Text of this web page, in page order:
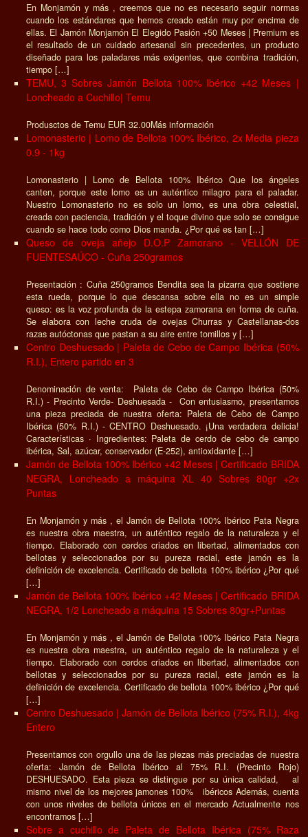
En Monjamón y más , creemos que no es necesario seguir normas
cuando los estándares que hemos creado están muy por encima de
ellas. El Jamón Monjamón El Elegido Pasión +50 Meses | Premium es
el resultado de un cuidado artesanal sin precedentes, un producto
diseñado para los paladares más exigentes, que combina tradición,
tiempo […]
TEMU, 3 Sobres Jamón Bellota 100% Ibérico +42 Meses |
Loncheado a Cuchillo| Temu
Produsctos de Temu EUR 32.00Más información
Lomonasterio | Lomo de Bellota 100% Ibérico, 2x Media pieza
0.9 - 1kg
Lomonasterio | Lomo de Bellota 100% Ibérico Que los ángeles
canten, porque este lomo es un auténtico milagro para el paladar.
Nuestro Lomonasterio no es solo un lomo, es una obra celestial,
creada con paciencia, tradición y el toque divino que solo se consigue
cuando se hace todo como Dios manda. ¿Por qué es tan […]
Queso de oveja añejo D.O.P Zamorano - VELLÓN DE
FUENTESAÚCO - Cuña 250gramos
Presentación : Cuña 250gramos Bendita sea la pizarra que sostiene
esta rueda, porque lo que descansa sobre ella no es un simple
queso: es la voz profunda de la estepa zamorana en forma de cuña.
Se elabora con leche cruda de ovejas Churras y Castellanas-dos
razas autóctonas que pastan a su aire entre tomillos y […]
Centro Deshuesado | Paleta de Cebo de Campo Ibérica (50%
R.I.), Entero partido en 3
Denominación de venta: Paleta de Cebo de Campo Ibérica (50%
R.I.) - Precinto Verde- Deshuesada - Con entusiasmo, presentamos
una pieza preciada de nuestra oferta: Paleta de Cebo de Campo
Ibérica (50% R.I.) - CENTRO Deshuesado. ¡Una verdadera delicia!
Características · Ingredientes: Paleta de cerdo de cebo de campo
ibérica, Sal, azúcar, conservador (E-252), antioxidante […]
Jamón de Bellota 100% Ibérico +42 Meses | Certificado BRIDA
NEGRA, Loncheado a máquina XL 40 Sobres 80gr +2x
Puntas
En Monjamón y más , el Jamón de Bellota 100% Ibérico Pata Negra
es nuestra obra maestra, un auténtico regalo de la naturaleza y el
tiempo. Elaborado con cerdos criados en libertad, alimentados con
bellotas y seleccionados por su pureza racial, este jamón es la
definición de excelencia. Certificado de bellota 100% ibérico ¿Por qué
[…]
Jamón de Bellota 100% Ibérico +42 Meses | Certificado BRIDA
NEGRA, 1/2 Loncheado a máquina 15 Sobres 80gr+Puntas
En Monjamón y más , el Jamón de Bellota 100% Ibérico Pata Negra
es nuestra obra maestra, un auténtico regalo de la naturaleza y el
tiempo. Elaborado con cerdos criados en libertad, alimentados con
bellotas y seleccionados por su pureza racial, este jamón es la
definición de excelencia. Certificado de bellota 100% ibérico ¿Por qué
[…]
Centro Deshuesado | Jamón de Bellota Ibérico (75% R.I.), 4kg
Entero
Presentamos con orgullo una de las piezas más preciadas de nuestra
oferta: Jamón de Bellota Ibérico al 75% R.I. (Precinto Rojo)
DESHUESADO. Esta pieza se distingue por su única calidad, al
mismo nivel de los mejores jamones 100% ibéricos Además, cuenta
con unos niveles de bellota únicos en el mercado Actualmente nos
encontramos […]
Sobre a cuchillo de Paleta de Bellota Ibérica (75% Raza